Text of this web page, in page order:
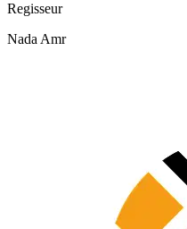
Regisseur
Nada Amr